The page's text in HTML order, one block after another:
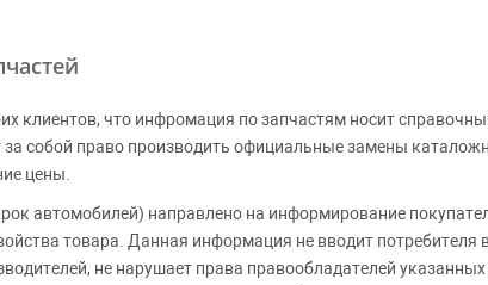
клиентов, что инфромация по запчастям носит
собой право производить официальные замены
цены.
направлено на информирование
товара. Данная информация не вводит потребителя
не нарушает права правообладателей